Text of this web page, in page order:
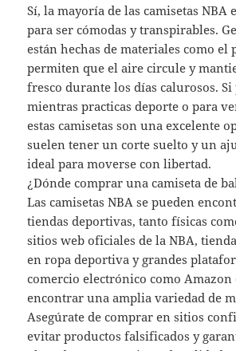
Sí, la mayoría de las camisetas NBA
para ser cómodas y transpirables.
están hechas de materiales como el
permiten que el aire circule y
fresco durante los días calurosos. Si
mientras practicas deporte o para
estas camisetas son una excelente
suelen tener un corte suelto y un
ideal para moverse con libertad.
¿Dónde comprar una camiseta de
Las camisetas NBA se pueden
tiendas deportivas, tanto físicas
sitios web oficiales de la NBA,
en ropa deportiva y grandes
comercio electrónico como Amazon
encontrar una amplia variedad de
Asegúrate de comprar en sitios
evitar productos falsificados y